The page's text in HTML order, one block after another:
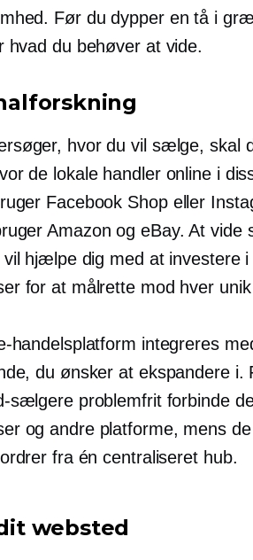
Før du dypper en tå i
hvad du behøver at vide.
hvor du vil sælge, skal
de lokale handler online i
Facebook Shop eller
Amazon og eBay. At vide
vil hjælpe dig med at investere i
for at målrette mod hver
handelsplatform integreres
du ønsker at ekspandere i.
sælgere problemfrit forbinde
og andre platforme, mens
fra én centraliseret hub.
websted